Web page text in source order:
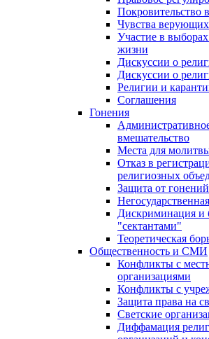
Покровительство
Чувства верующих
Участие в
жизни
Дискуссии о
Дискуссии о
Религии и
Соглашения
Гонения
вмешательство
Места для
Отказ в
религиозных
Защита от гонений
Дискриминация и
"сектантами"
Теоретическая
Общественность и СМИ
Конфликты с
организациями
Конфликты с
Защита права на
Светские
Диффамация